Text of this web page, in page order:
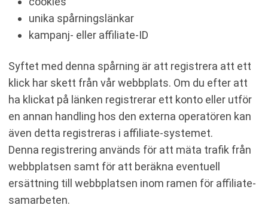
unika spårningslänkar
kampanj- eller affiliate-ID
Syftet med denna spårning är att registrera att ett
klick har skett från vår webbplats. Om du efter att
ha klickat på länken registrerar ett konto eller utför
en annan handling hos den externa operatören kan
även detta registreras i affiliate-systemet.
Denna registrering används för att mäta trafik från
webbplatsen samt för att beräkna eventuell
ersättning till webbplatsen inom ramen för affiliate-
samarbeten.